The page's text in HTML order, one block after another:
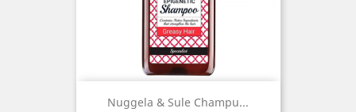
Nuggela & Sule Champu...